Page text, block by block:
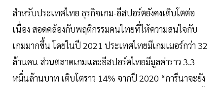
สำหรับประเทศไทย ธุรกิจเกม-อีสปอร์ตยังคงเติบโตต่อ
เนื่อง สอดคล้องกับพฤติกรรมคนไทยที่ให้ความสนใจกับ
เกมมากขึ้น โดยในปี 2021 ประเทศไทยมีเกมเมอร์กว่า 32
ล้านคน ส่วนตลาดเกมและอีสปอร์ตไทยมีมูลค่าราว 3.3
หมื่นล้านบาท เติบโตราว 14% จากปี 2020 “การีนาจะยัง